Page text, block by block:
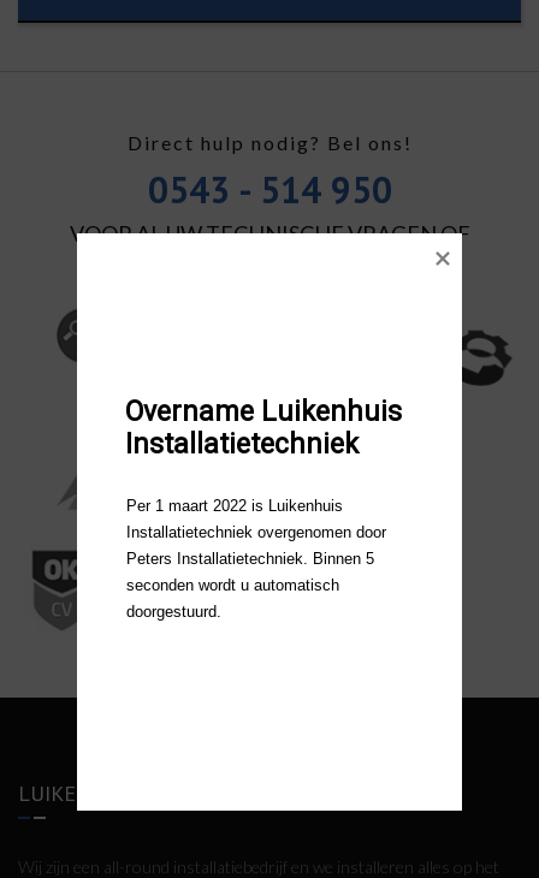
Direct hulp nodig? Bel ons!
0543 - 514 950
VOOR AL UW TECHNISCHE VRAGEN OF
LUIKENHUIS INSTALLATIETECHNIEK
Wij zijn een all-round installatiebedrijf en we installeren alles op het
Overname Luikenhuis
Installatietechniek
Per 1 maart 2022 is Luikenhuis
Installatietechniek overgenomen door
Peters Installatietechniek. Binnen 5
seconden wordt u automatisch
doorgestuurd.